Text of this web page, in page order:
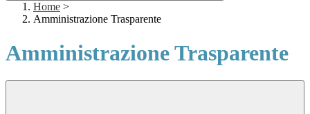
Home >
Amministrazione Trasparente
Amministrazione Trasparente